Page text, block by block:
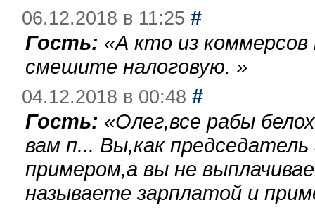
06.12.2018 в 11:25 #
Гость: «А кто из
смешите налоговую. »
04.12.2018 в 00:48 #
Гость: «Олег,все рабы
вам п... Вы,как
примером,а вы не
называете зарплатой и